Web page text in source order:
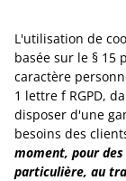
L'utilisation de
basée sur le § 15
caractère
1 lettre f RGPD,
disposer d'une
besoins des
moment, pour
particulière, au